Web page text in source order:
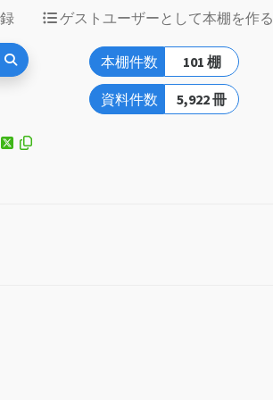
ゲストユーザーとして本棚を作る
本棚件数 101 棚
資料件数 5,922 冊